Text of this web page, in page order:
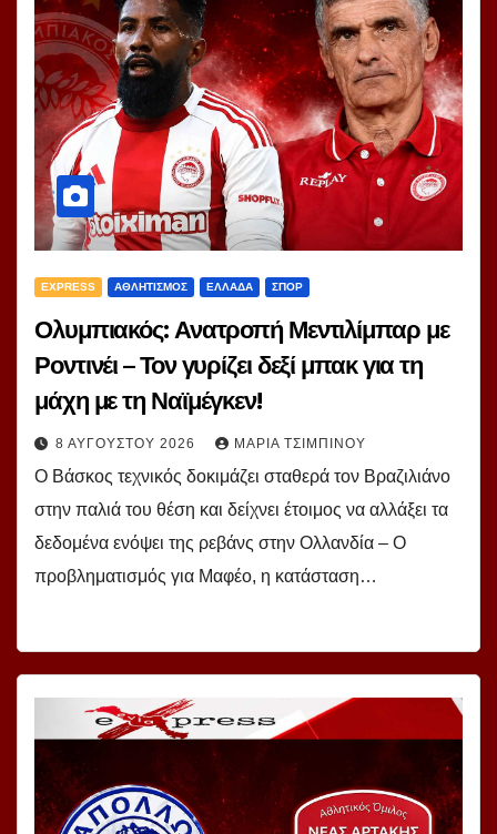
EXPRESS ΑΘΛΗΤΙΣΜΟΣ ΕΛΛΑΔΑ ΣΠΟΡ
Ολυμπιακός: Ανατροπή Μεντιλίμπαρ με
Ροντινέι – Τον γυρίζει δεξί μπακ για τη
μάχη με τη Ναϊμέγκεν!
8 ΑΥΓΟΎΣΤΟΥ 2026 ΜΑΡΊΑ ΤΣΙΜΠΙΝΟΎ
Ο Βάσκος τεχνικός δοκιμάζει σταθερά τον Βραζιλιάνο
στην παλιά του θέση και δείχνει έτοιμος να αλλάξει τα
δεδομένα ενόψει της ρεβάνς στην Ολλανδία – Ο
προβληματισμός για Μαφέο, η κατάσταση…